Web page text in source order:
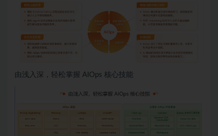
由浅入深，轻松掌握 AIOps 核心技能